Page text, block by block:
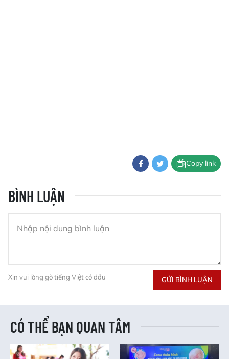
Copy link
BÌNH LUẬN
Xin vui lòng gõ tiếng Việt có dấu GỬI BÌNH LUẬN
CÓ THỂ BẠN QUAN TÂM